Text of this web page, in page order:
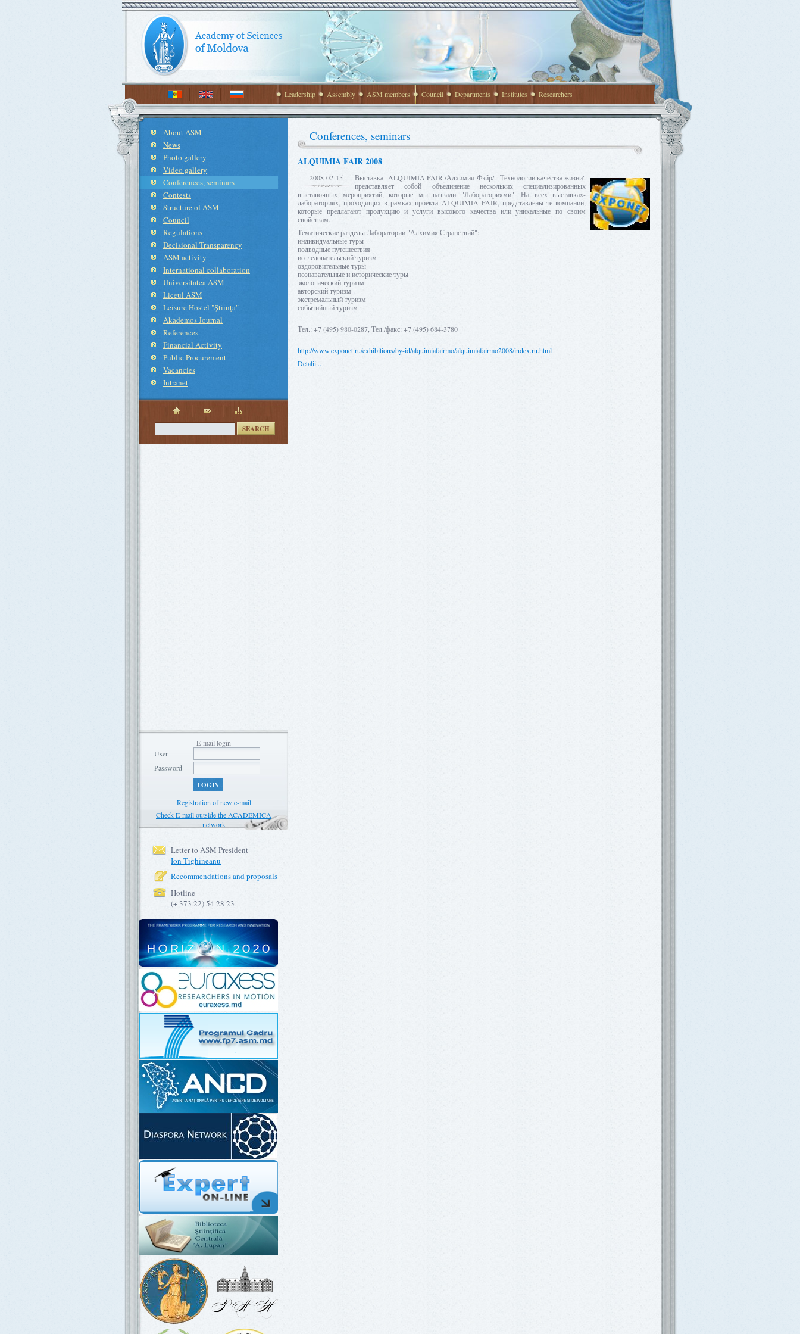
Leadership Assembly ASM members Council Departments Institutes Researchers
About ASM
News
Photo gallery
Video gallery
Conferences, seminars
Contests
Structure of ASM
Council
Regulations
Decisional Transparency
ASM activity
International collaboration
Universitatea ASM
Liceul ASM
Leisure Hostel "Ştiinţa"
Akademos Journal
References
Financial Activity
Public Procurement
Vacancies
Intranet
SEARCH
E-mail login
User
Password
LOGIN
Registration of new e-mail
Check E-mail outside the ACADEMICA
network
Letter to ASM President
Ion Tighineanu
Recommendations and proposals
Hotline
(+ 373 22) 54 28 23
Conferences, seminars
ALQUIMIA FAIR 2008
2008-02-15
Выставка "ALQUIMIA FAIR /Алхимия Фэйр/ - Технологии качества жизни"
представляет собой объединение нескольких специализированных
выставочных мероприятий, которые мы назвали "Лабораториями". На всех выставках-
лабораториях, проходящих в рамках проекта ALQUIMIA FAIR, представлены те компании,
которые предлагают продукцию и услуги высокого качества или уникальные по своим
свойствам.
Тематические разделы Лаборатории "Алхимия Странствий":
индивидуальные туры
подводные путешествия
исследовательский туризм
оздоровительные туры
познавательные и исторические туры
экологический туризм
авторский туризм
экстремальный туризм
событийный туризм
Тел.: +7 (495) 980-0287, Тел./факс: +7 (495) 684-3780
http://www.exponet.ru/exhibitions/by-id/alquimiafairmo/alquimiafairmo2008/index.ru.html
Detalii...